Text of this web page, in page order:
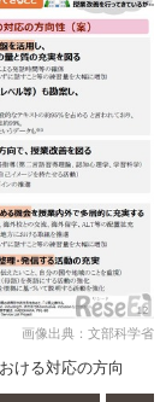
画像出典：文部科学省
ける対応の方向